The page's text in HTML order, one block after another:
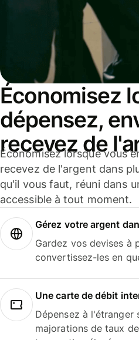
Économisez
dépensez,
recevez de
Économisez lorsque vous
recevez de l'argent dans
qu'il vous faut, réuni dans
accessible à tout moment.
Gérez votre argent
Gardez vos devises à
convertissez-les en
Une carte de débit
Dépensez à l'étranger
majorations de taux